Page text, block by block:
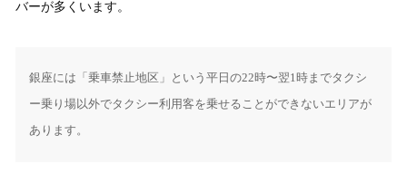
バーが多くいます。
銀座には「乗車禁止地区」という平日の22時〜翌1時までタクシ
ー乗り場以外でタクシー利用客を乗せることができないエリアが
あります。